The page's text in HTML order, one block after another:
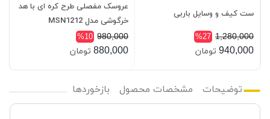
ست کیف و وسایل باربی
1,280,000
%27
940,000 تومان
عروسک مفصلی طرح کره ای با هد
خرگوشی مدل MSN1212
980,000
%10
880,000 تومان
توضیحات مشخصات محصول بازخوردها